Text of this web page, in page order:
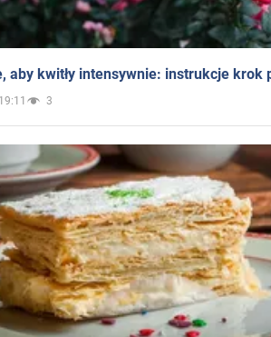
aby kwitły intensywnie: instrukcje krok
3